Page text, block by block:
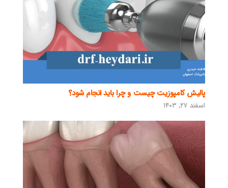
پالیش کامپوزیت چیست و چرا باید انجام شود؟
اسفند ۲۷, ۱۴۰۳